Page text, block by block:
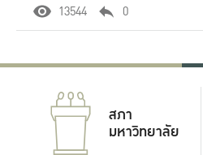
13544 0
สภา
มหาวิทยาลัย